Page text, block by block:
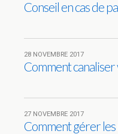
Conseil en cas de
28 NOVEMBRE 2017
Comment canaliser
27 NOVEMBRE 2017
Comment gérer